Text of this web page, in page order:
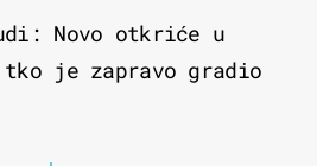
Novo otkriće u
je zapravo gradio